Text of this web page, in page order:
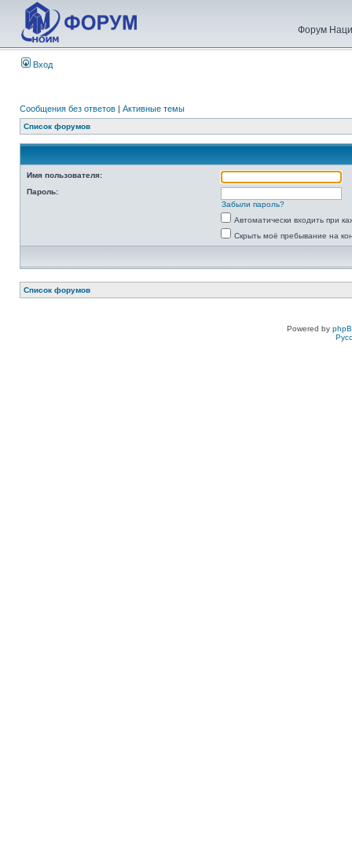
Форум
Вход
Сообщения без ответов | Активные темы
Список форумов
Имя пользователя:
Пароль:
Забыли пароль?
Автоматически входить при
Скрыть моё пребывание на
Список форумов
Powered by